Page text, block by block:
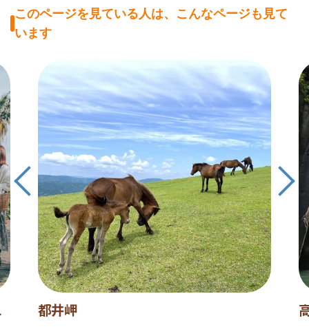
このページを見ている人は、こんなページも見て
います
都井岬